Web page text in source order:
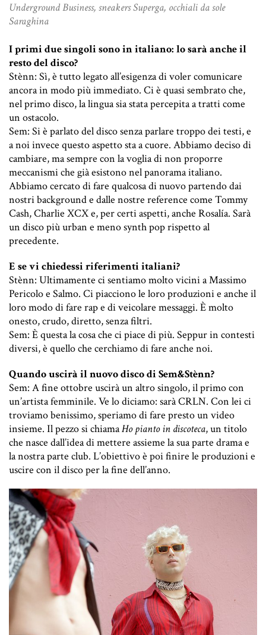
Underground Business, sneakers Superga, occhiali da sole
Saraghina
I primi due singoli sono in italiano: lo sarà anche il
resto del disco?
Stènn: Sì, è tutto legato all’esigenza di voler comunicare
ancora in modo più immediato. Ci è quasi sembrato che,
nel primo disco, la lingua sia stata percepita a tratti come
un ostacolo.
Sem: Si è parlato del disco senza parlare troppo dei testi, e
a noi invece questo aspetto sta a cuore. Abbiamo deciso di
cambiare, ma sempre con la voglia di non proporre
meccanismi che già esistono nel panorama italiano.
Abbiamo cercato di fare qualcosa di nuovo partendo dai
nostri background e dalle nostre reference come Tommy
Cash, Charlie XCX e, per certi aspetti, anche Rosalía. Sarà
un disco più urban e meno synth pop rispetto al
precedente.
E se vi chiedessi riferimenti italiani?
Stènn: Ultimamente ci sentiamo molto vicini a Massimo
Pericolo e Salmo. Ci piacciono le loro produzioni e anche il
loro modo di fare rap e di veicolare messaggi. È molto
onesto, crudo, diretto, senza filtri.
Sem: È questa la cosa che ci piace di più. Seppur in contesti
diversi, è quello che cerchiamo di fare anche noi.
Quando uscirà il nuovo disco di Sem&Stènn?
Sem: A fine ottobre uscirà un altro singolo, il primo con
un’artista femminile. Ve lo diciamo: sarà CRLN. Con lei ci
troviamo benissimo, speriamo di fare presto un video
insieme. Il pezzo si chiamaHo pianto in discoteca, un titolo
che nasce dall’idea di mettere assieme la sua parte drama e
la nostra parte club. L’obiettivo è poi finire le produzioni e
uscire con il disco per la fine dell’anno.